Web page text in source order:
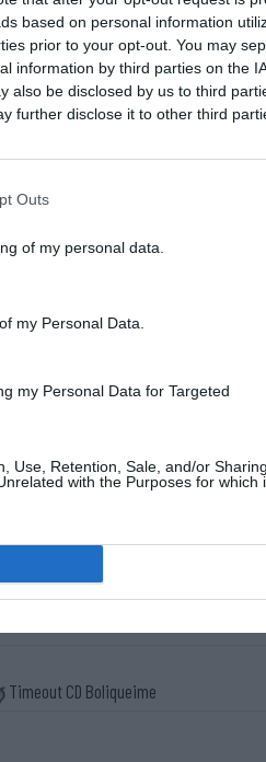
based on personal information
prior to your opt-out. You may
information by third parties on the
also be disclosed by us to third
further disclose it to other third
Outs
of my personal data.
my Personal Data.
my Personal Data for Targeted
Use, Retention, Sale, and/or Sharing
with the Purposes for which
1-1 Pedro Silva
Timeout CD Boliqueime